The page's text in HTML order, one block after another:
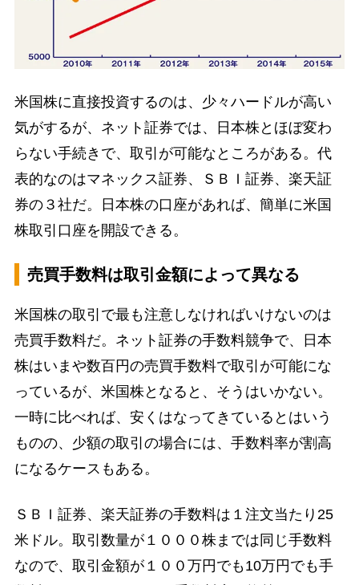
米国株に直接投資するのは、少々ハードルが高い
気がするが、ネット証券では、日本株とほぼ変わ
らない手続きで、取引が可能なところがある。代
表的なのはマネックス証券、ＳＢＩ証券、楽天証
券の３社だ。日本株の口座があれば、簡単に米国
株取引口座を開設できる。
売買手数料は取引金額によって異なる
米国株の取引で最も注意しなければいけないのは
売買手数料だ。ネット証券の手数料競争で、日本
株はいまや数百円の売買手数料で取引が可能にな
っているが、米国株となると、そうはいかない。
一時に比べれば、安くはなってきているとはいう
ものの、少額の取引の場合には、手数料率が割高
になるケースもある。
ＳＢＩ証券、楽天証券の手数料は１注文当たり25
米ドル。取引数量が１０００株までは同じ手数料
なので、取引金額が１００万円でも10万円でも手